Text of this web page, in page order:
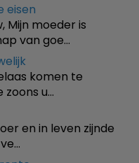
eisen
Mijn moeder is
van goe…
komen te
zoons u…
en in leven zijnde